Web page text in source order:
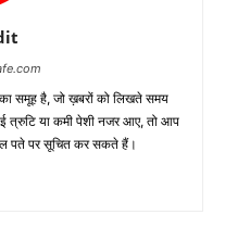
समूह है, जो ख़बरों को लिखते समय
त्रुटि या कमी पेशी नजर आए, तो आप
पते पर सूचित कर सकते हैं।